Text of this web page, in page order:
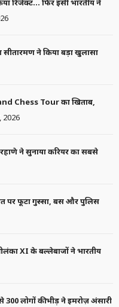
रिजेक्ट… फिर इसी भारतीय ने
सीतारमण ने किया बड़ा खुलासा
Chess Tour का खिताब,
2026
ने सुनाया करियर का सबसे
पर फूटा गुस्सा, बस और पुलिस
XI के बल्लेबाजों ने भारतीय
300 लोगों की भीड़ ने इमरोज़ अंसारी